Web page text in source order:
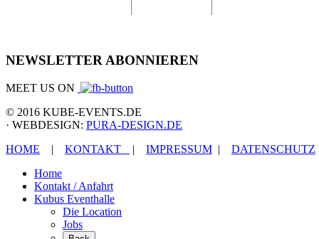
NEWSLETTER ABONNIEREN
MEET US ON
© 2016 KUBE-EVENTS.DE
· WEBDESIGN: PURA-DESIGN.DE
HOME | KONTAKT | IMPRESSUM | DATENSCHUTZ
Home
Kontakt / Anfahrt
Kubus Eventhalle
Die Location
Jobs